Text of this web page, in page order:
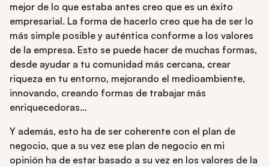
mejor de lo que estaba antes creo que es un éxito
empresarial. La forma de hacerlo creo que ha de ser lo
más simple posible y auténtica conforme a los valores
de la empresa. Esto se puede hacer de muchas formas,
desde ayudar a tu comunidad más cercana, crear
riqueza en tu entorno, mejorando el medioambiente,
innovando, creando formas de trabajar más
enriquecedoras…
Y además, esto ha de ser coherente con el plan de
negocio, que a su vez ese plan de negocio en mi
opinión ha de estar basado a su vez en los valores de la